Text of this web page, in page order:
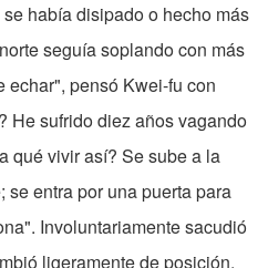
había disipado o hecho más
seguía soplando con más
echar", pensó Kwei-fu con
He sufrido diez años vagando
qué vivir así? Se sube a la
se entra por una puerta para
Involuntariamente sacudió
ligeramente de posición,